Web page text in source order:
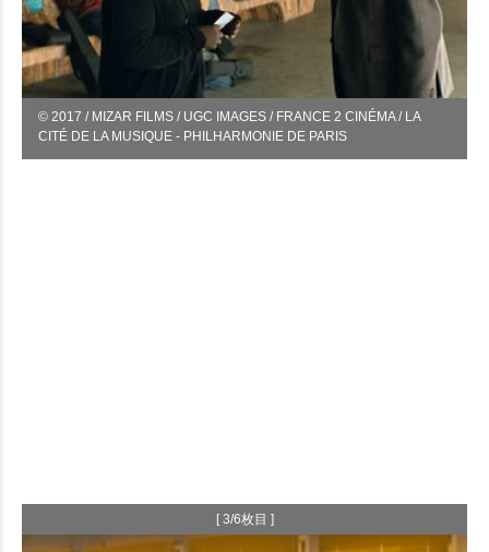
© 2017 / MIZAR FILMS / UGC IMAGES / FRANCE 2 CINÉMA / LA
CITÉ DE LA MUSIQUE - PHILHARMONIE DE PARIS
[ 3/6枚目 ]